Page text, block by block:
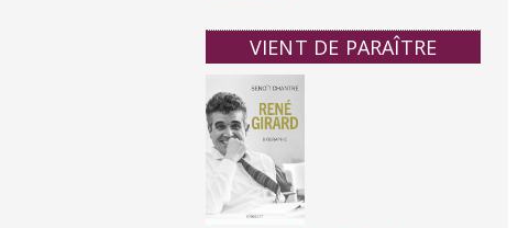
VIENT DE PARAÎTRE